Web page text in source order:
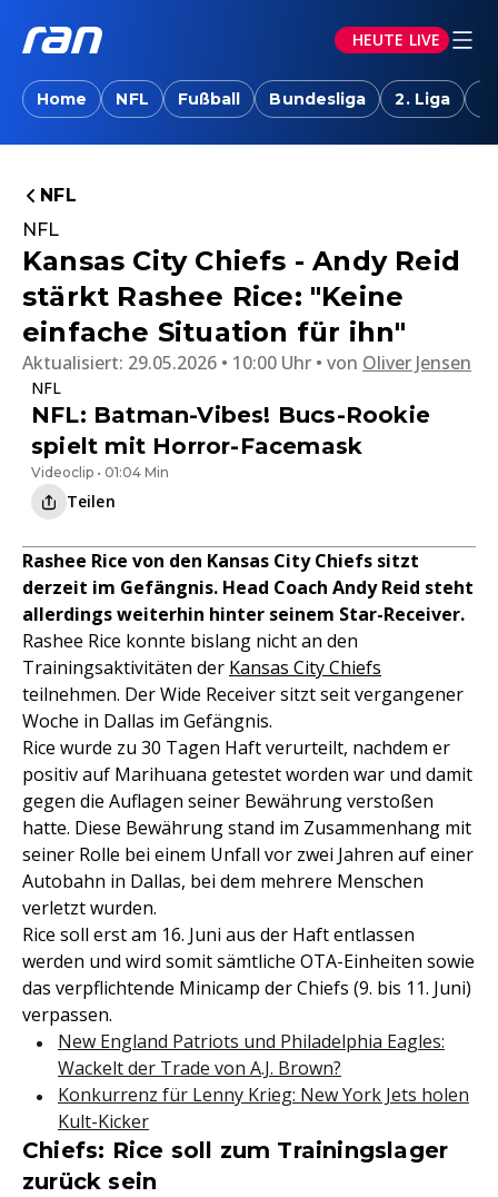
HEUTE LIVE
Home NFL Fußball Bundesliga 2. Liga
NFL
NFL
Kansas City Chiefs - Andy Reid
stärkt Rashee Rice: "Keine
einfache Situation für ihn"
Aktualisiert: 29.05.2026 • 10:00 Uhr von Oliver Jensen
NFL
NFL: Batman-Vibes! Bucs-Rookie
spielt mit Horror-Facemask
Videoclip • 01:04 Min
Teilen
Rashee Rice von den Kansas City Chiefs sitzt
derzeit im Gefängnis. Head Coach Andy Reid steht
allerdings weiterhin hinter seinem Star-Receiver.
Rashee Rice konnte bislang nicht an den
Trainingsaktivitäten der Kansas City Chiefs
teilnehmen. Der Wide Receiver sitzt seit vergangener
Woche in Dallas im Gefängnis.
Rice wurde zu 30 Tagen Haft verurteilt, nachdem er
positiv auf Marihuana getestet worden war und damit
gegen die Auflagen seiner Bewährung verstoßen
hatte. Diese Bewährung stand im Zusammenhang mit
seiner Rolle bei einem Unfall vor zwei Jahren auf einer
Autobahn in Dallas, bei dem mehrere Menschen
verletzt wurden.
Rice soll erst am 16. Juni aus der Haft entlassen
werden und wird somit sämtliche OTA-Einheiten sowie
das verpflichtende Minicamp der Chiefs (9. bis 11. Juni)
verpassen.
New England Patriots und Philadelphia Eagles:
Wackelt der Trade von A.J. Brown?
Konkurrenz für Lenny Krieg: New York Jets holen
Kult-Kicker
Chiefs: Rice soll zum Trainingslager
zurück sein